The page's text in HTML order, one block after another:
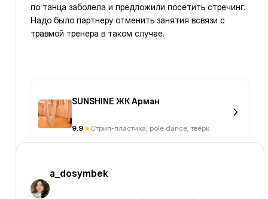
по танца заболела и предложили посетить стречинг.
Надо было партнеру отменить занятия всвязи с
травмой тренера в таком случае.
SUNSHINE ЖК Арман
9.9 Стрип-пластика, pole dance, тверк
a_dosymbek